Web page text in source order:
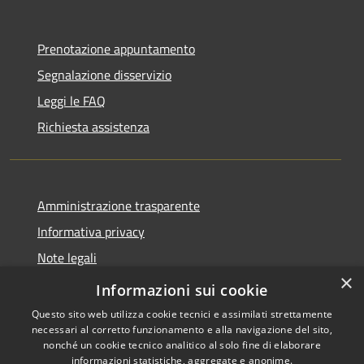
Prenotazione appuntamento
Segnalazione disservizio
Leggi le FAQ
Richiesta assistenza
Amministrazione trasparente
Informativa privacy
Note legali
Dichiarazione di accessibilità
×
Informazioni sui cookie
Questo sito web utilizza cookie tecnici e assimilati strettamente
necessari al corretto funzionamento e alla navigazione del sito,
nonché un cookie tecnico analitico al solo fine di elaborare
informazioni statistiche, aggregate e anonime.